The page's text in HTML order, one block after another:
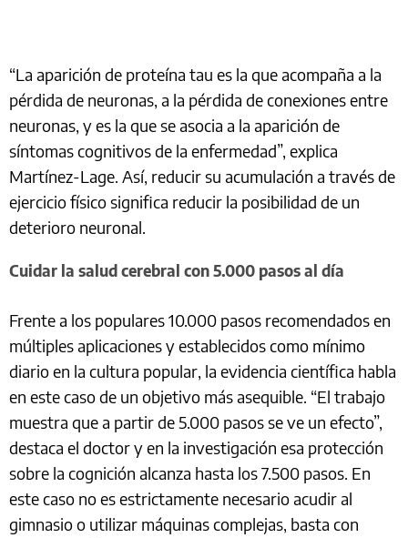
“La aparición de proteína tau es la que acompaña a la
pérdida de neuronas, a la pérdida de conexiones entre
neuronas, y es la que se asocia a la aparición de
síntomas cognitivos de la enfermedad”, explica
Martínez-Lage. Así, reducir su acumulación a través de
ejercicio físico significa reducir la posibilidad de un
deterioro neuronal.
Cuidar la salud cerebral con 5.000 pasos al día
Frente a los populares 10.000 pasos recomendados en
múltiples aplicaciones y establecidos como mínimo
diario en la cultura popular, la evidencia científica habla
en este caso de un objetivo más asequible. “El trabajo
muestra que a partir de 5.000 pasos se ve un efecto”,
destaca el doctor y en la investigación esa protección
sobre la cognición alcanza hasta los 7.500 pasos. En
este caso no es estrictamente necesario acudir al
gimnasio o utilizar máquinas complejas, basta con